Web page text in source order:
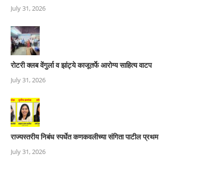
July 31, 2026
रोटरी क्लब वेंगुर्ला व झांट्ये काजूतर्फे आरोग्य साहित्य वाटप
July 31, 2026
राज्यस्तरीय निबंध स्पर्धेत कणकवलीच्या संगिता पाटील प्रथम
July 31, 2026